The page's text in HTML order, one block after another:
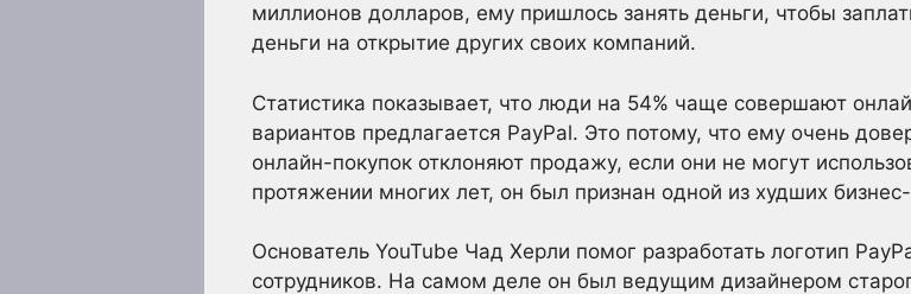
миллионов долларов, ему пришлось занять деньги, чтобы
деньги на открытие других своих компаний.
Статистика показывает, что люди на 54% чаще совершают
вариантов предлагается PayPal. Это потому, что ему очень
онлайн-покупок отклоняют продажу, если они не могут
протяжении многих лет, он был признан одной из худших
Основатель YouTube Чад Херли помог разработать логотип
сотрудников. На самом деле он был ведущим дизайнером